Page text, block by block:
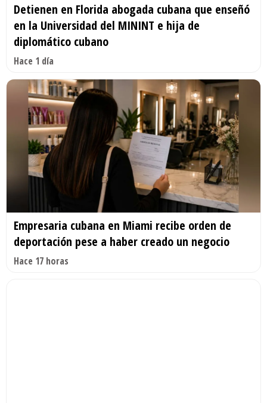
Detienen en Florida abogada cubana que enseñó
en la Universidad del MININT e hija de
diplomático cubano
Hace 1 día
Empresaria cubana en Miami recibe orden de
deportación pese a haber creado un negocio
Hace 17 horas